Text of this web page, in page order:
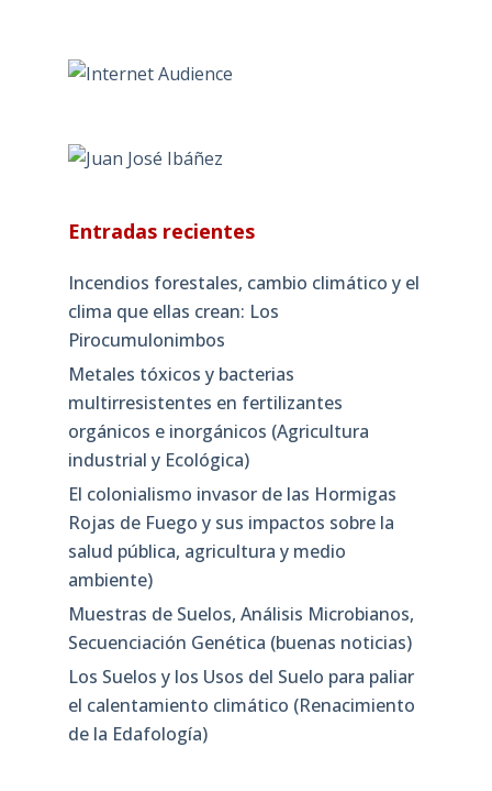
Entradas recientes
Incendios forestales, cambio climático y el
clima que ellas crean: Los
Pirocumulonimbos
Metales tóxicos y bacterias
multirresistentes en fertilizantes
orgánicos e inorgánicos (Agricultura
industrial y Ecológica)
El colonialismo invasor de las Hormigas
Rojas de Fuego y sus impactos sobre la
salud pública, agricultura y medio
ambiente)
Muestras de Suelos, Análisis Microbianos,
Secuenciación Genética (buenas noticias)
Los Suelos y los Usos del Suelo para paliar
el calentamiento climático (Renacimiento
de la Edafología)